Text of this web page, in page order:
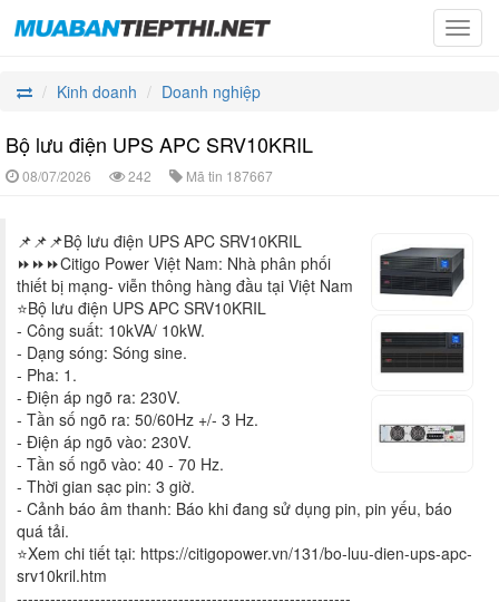
Kinh doanh
Doanh nghiệp
Bộ lưu điện UPS APC SRV10KRIL
08/07/2026 242 Mã tin 187667
📌📌📌Bộ lưu điện UPS APC SRV10KRIL
⏩⏩⏩Citigo Power Việt Nam: Nhà phân phối
thiết bị mạng- viễn thông hàng đầu tại Việt Nam
⭐Bộ lưu điện UPS APC SRV10KRIL
- Công suất: 10kVA/ 10kW.
- Dạng sóng: Sóng sine.
- Pha: 1.
- Điện áp ngõ ra: 230V.
- Tần số ngõ ra: 50/60Hz +/- 3 Hz.
- Điện áp ngõ vào: 230V.
- Tần số ngõ vào: 40 - 70 Hz.
- Thời gian sạc pin: 3 giờ.
- Cảnh báo âm thanh: Báo khi đang sử dụng pin, pin yếu, báo
quá tải.
⭐Xem chi tiết tại: https://citigopower.vn/131/bo-luu-dien-ups-apc-
srv10kril.htm
------------------------------------------------------------